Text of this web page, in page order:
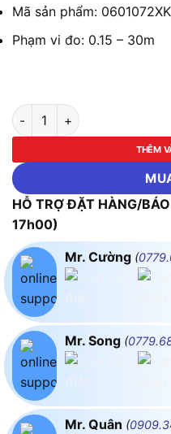
Mã sản phẩm:
Phạm vi đo: 0.15 – 30m
Máy đo khoảng cách Laser
THÊM
HỖ TRỢ ĐẶT HÀNG/
17h00)
Mr. Cường (
Mr. Song (
Mr. Quân (